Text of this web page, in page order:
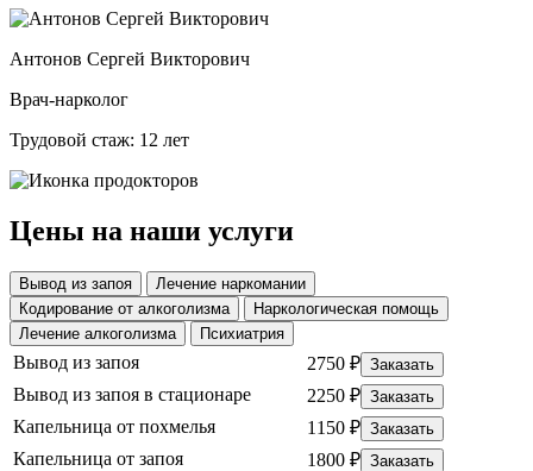
Антонов Сергей Викторович
Врач-нарколог
Трудовой стаж: 12 лет
Цены на наши услуги
Вывод из запоя
Лечение наркомании
Кодирование от алкоголизма
Наркологическая помощь
Лечение алкоголизма
Психиатрия
Вывод из запоя 2750 ₽ Заказать
Вывод из запоя в стационаре 2250 ₽ Заказать
Капельница от похмелья 1150 ₽ Заказать
Капельница от запоя 1800 ₽ Заказать